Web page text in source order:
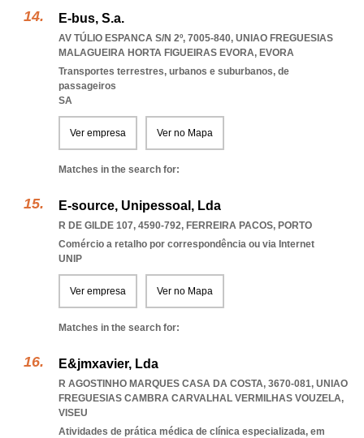
E-bus, S.a.
AV TÚLIO ESPANCA S/N 2º, 7005-840, UNIAO FREGUESIAS
MALAGUEIRA HORTA FIGUEIRAS EVORA, EVORA
Transportes terrestres, urbanos e suburbanos, de
passageiros
SA
Ver empresa Ver no Mapa
Matches in the search for:
E-source, Unipessoal, Lda
R DE GILDE 107, 4590-792, FERREIRA PACOS, PORTO
Comércio a retalho por correspondência ou via Internet
UNIP
Ver empresa Ver no Mapa
Matches in the search for:
E&jmxavier, Lda
R AGOSTINHO MARQUES CASA DA COSTA, 3670-081, UNIAO
FREGUESIAS CAMBRA CARVALHAL VERMILHAS VOUZELA,
VISEU
Atividades de prática médica de clínica especializada, em